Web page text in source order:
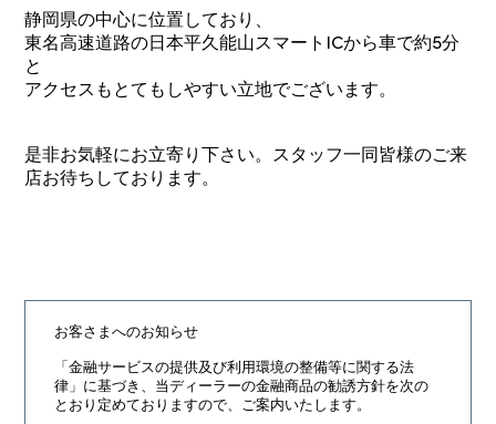
静岡県の中心に位置しており、
東名高速道路の日本平久能山スマートICから車で約5分
と
アクセスもとてもしやすい立地でございます。
是非お気軽にお立寄り下さい。スタッフ一同皆様のご来
店お待ちしております。
お客さまへのお知らせ
「金融サービスの提供及び利用環境の整備等に関する法
律」に基づき、 当ディーラーの金融商品の勧誘方針を次の
とおり定めておりますので、ご案内いたします。